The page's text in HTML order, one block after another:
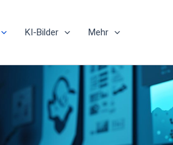
KI-Bilder Mehr